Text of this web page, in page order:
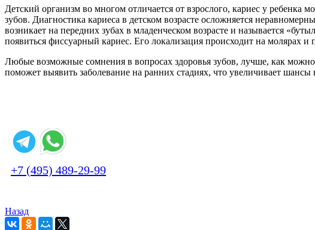
Детский организм во многом отличается от взрослого, кариес у ребенка
зубов. Диагностика кариеса в детском возрасте осложняется
возникает на передних зубах в младенческом возрасте и называется
появиться фиссуарный кариес. Его локализация происходит на молярах и
Любые возможные сомнения в вопросах здоровья зубов, лучше, как
поможет выявить заболевание на ранних стадиях, что увеличивает
+7 (495) 489-29-99
Назад